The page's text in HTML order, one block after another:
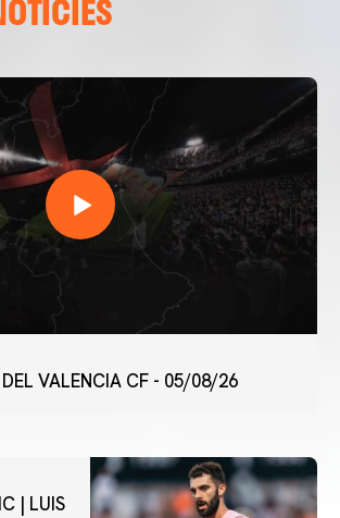
VALENCIA CF - 05/08/26
| LUIS